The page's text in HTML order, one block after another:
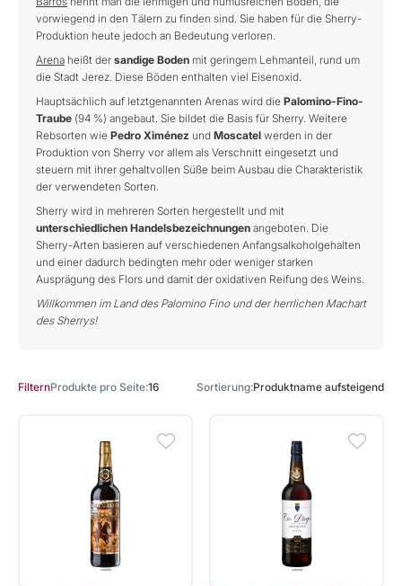
vorwiegend in den Tälern zu finden sind. Sie haben für die Sherry-
Produktion heute jedoch an Bedeutung verloren.
Arena heißt der sandige Boden mit geringem Lehmanteil, rund um
die Stadt Jerez. Diese Böden enthalten viel Eisenoxid.
Hauptsächlich auf letztgenannten Arenas wird die Palomino-Fino-
Traube (94 %) angebaut. Sie bildet die Basis für Sherry. Weitere
Rebsorten wie Pedro Ximénez und Moscatel werden in der
Produktion von Sherry vor allem als Verschnitt eingesetzt und
steuern mit ihrer gehaltvollen Süße beim Ausbau die Charakteristik
der verwendeten Sorten.
Sherry wird in mehreren Sorten hergestellt und mit
unterschiedlichen Handelsbezeichnungen angeboten. Die
Sherry-Arten basieren auf verschiedenen Anfangsalkoholgehalten
und einer dadurch bedingten mehr oder weniger starken
Ausprägung des Flors und damit der oxidativen Reifung des Weins.
Willkommen im Land des Palomino Fino und der herrlichen Machart
des Sherrys!
FilternProdukte pro Seite 16 Sortierung Produktname aufsteigend